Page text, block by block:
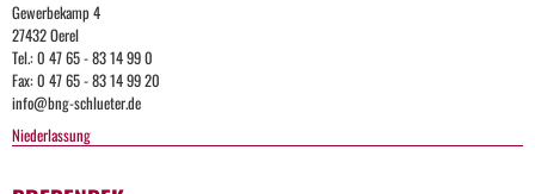
Gewerbekamp 4
27432 Oerel
Tel.: 0 47 65 - 83 14 99 0
Fax: 0 47 65 - 83 14 99 20
info@bng-schlueter.de
Niederlassung